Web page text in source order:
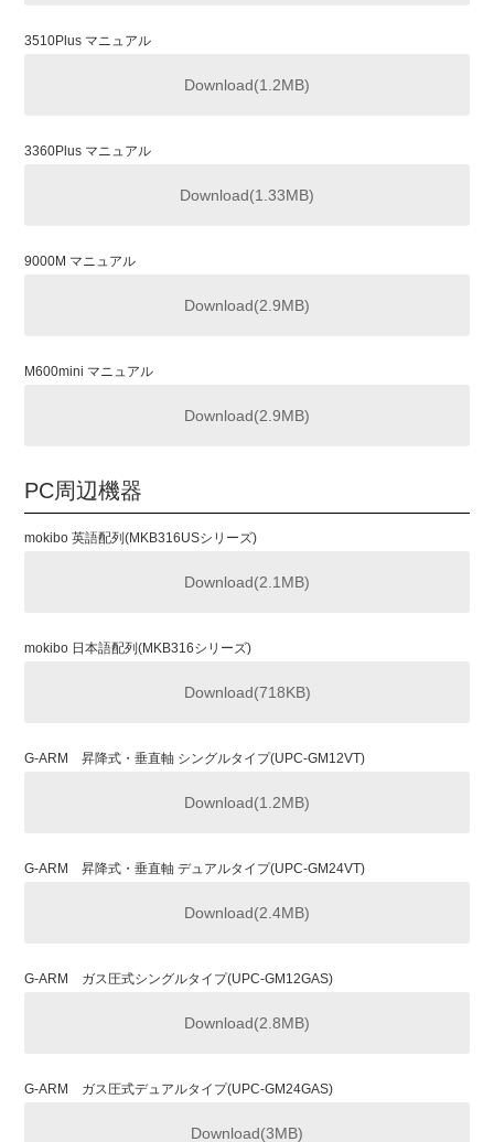
3510Plus マニュアル
Download(1.2MB)
3360Plus マニュアル
Download(1.33MB)
9000M マニュアル
Download(2.9MB)
M600mini マニュアル
Download(2.9MB)
PC周辺機器
mokibo 英語配列(MKB316USシリーズ)
Download(2.1MB)
mokibo 日本語配列(MKB316シリーズ)
Download(718KB)
G-ARM 昇降式・垂直軸 シングルタイプ(UPC-GM12VT)
Download(1.2MB)
G-ARM 昇降式・垂直軸 デュアルタイプ(UPC-GM24VT)
Download(2.4MB)
G-ARM ガス圧式シングルタイプ(UPC-GM12GAS)
Download(2.8MB)
G-ARM ガス圧式デュアルタイプ(UPC-GM24GAS)
Download(3MB)